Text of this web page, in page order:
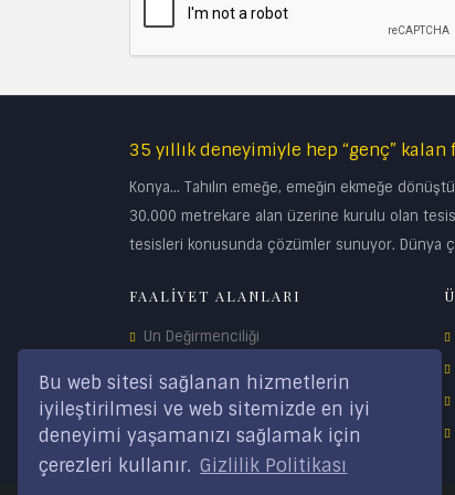
Bu web sitesi sağlanan hizmetlerin
iyileştirilmesi ve web sitemizde en iyi
deneyimi yaşamanızı sağlamak için
çerezleri kullanır. Gizlilik Politikası
35 yıllık deneyimiyle hep “genç” kalan
Konya… Tahılın emeğe, emeğin ekmeğe
30.000 metrekare alan üzerine kurulu olan
tesisleri konusunda çözümler sunuyor. Dünya
FAALİYET ALANLARI
Un Değirmenciliği
Yem Teknolojisi
Depolama Sistemleri
Yedek Parça